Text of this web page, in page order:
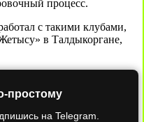
процесс.
с такими клубами,
в Талдыкоргане,
простому
на Telegram.